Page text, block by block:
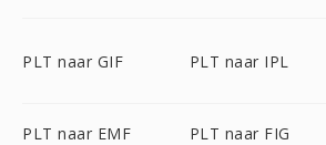
PLT naar GIF PLT naar IPL
PLT naar EMF PLT naar FIG